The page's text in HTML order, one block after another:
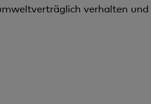
verhalten